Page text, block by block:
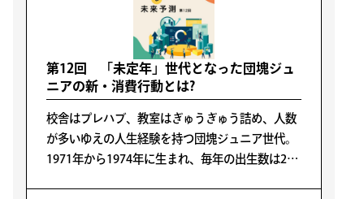
第12回 「未定年」世代となった団塊ジュ
ニアの新・消費行動とは?
校舎はプレハブ、教室はぎゅうぎゅう詰め、人数
が多いゆえの人生経験を持つ団塊ジュニア世代。
1971年から1974年に生まれ、毎年の出生数は200